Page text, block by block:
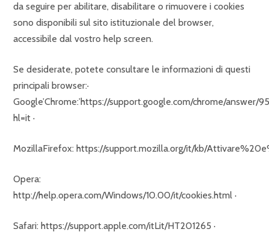
da seguire per abilitare, disabilitare o rimuovere i cookies
sono disponibili sul sito istituzionale del browser,
accessibile dal vostro help screen.
Se desiderate, potete consultare le informazioni di questi
principali browser:·
Google’Chrome:’https://support.google.com/chrome/answer/
hl=it ·
MozillaFirefox: https://support.mozilla.org/it/kb/
Opera:
http://help.opera.com/Windows/10.00/it/cookies.html ·
Safari: https://support.apple.com/itLit/HT201265 ·